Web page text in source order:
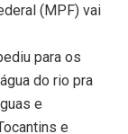
(MPF) vai
para os
do rio pra
e
e